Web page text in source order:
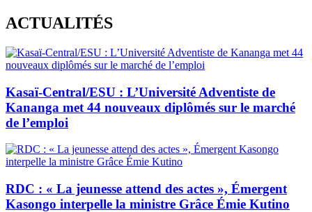
Skip
to
content
ACTUALITÉS
Kasaï-Central/ESU : L’Université Adventiste de
Kananga met 44 nouveaux diplômés sur le marché
de l’emploi
RDC : « La jeunesse attend des actes », Émergent
Kasongo interpelle la ministre Grâce Émie Kutino